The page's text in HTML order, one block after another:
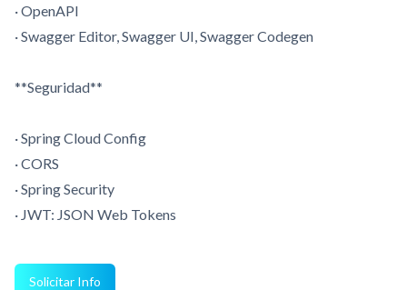
· OpenAPI
· Swagger Editor, Swagger UI, Swagger Codegen
**Seguridad**
· Spring Cloud Config
· CORS
· Spring Security
· JWT: JSON Web Tokens
Solicitar Info